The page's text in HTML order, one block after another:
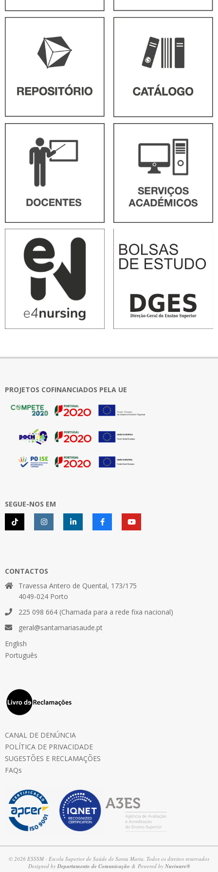
PROJETOS COFINANCIADOS PELA UE
SEGUE-NOS EM
CONTACTOS
Travessa Antero de Quental, 173/175
4049-024 Porto
225 098 664 (Chamada para a rede fixa nacional)
geral@santamariasaude.pt
English
Português
CANAL DE DENÚNCIA
POLÍTICA DE PRIVACIDADE
SUGESTÕES E RECLAMAÇÕES
FAQs
© 2026 ESSSM - Escola Superior de Saúde de Santa Maria. Todos os direitos reservados
Designed by Departamento de Comunicação & Powered by Nuviware®